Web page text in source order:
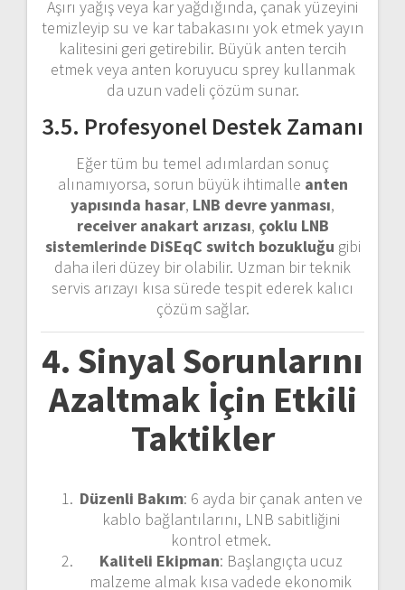
Aşırı yağış veya kar yağdığında, çanak yüzeyini
temizleyip su ve kar tabakasını yok etmek yayın
kalitesini geri getirebilir. Büyük anten tercih
etmek veya anten koruyucu sprey kullanmak
da uzun vadeli çözüm sunar.
3.5. Profesyonel Destek Zamanı
Eğer tüm bu temel adımlardan sonuç
alınamıyorsa, sorun büyük ihtimalle anten
yapısında hasar, LNB devre yanması,
receiver anakart arızası, çoklu LNB
sistemlerinde DiSEqC switch bozukluğu gibi
daha ileri düzey bir olabilir. Uzman bir teknik
servis arızayı kısa sürede tespit ederek kalıcı
çözüm sağlar.
4. Sinyal Sorunlarını
Azaltmak İçin Etkili
Taktikler
Düzenli Bakım: 6 ayda bir çanak anten ve
kablo bağlantılarını, LNB sabitliğini
kontrol etmek.
Kaliteli Ekipman: Başlangıçta ucuz
malzeme almak kısa vadede ekonomik